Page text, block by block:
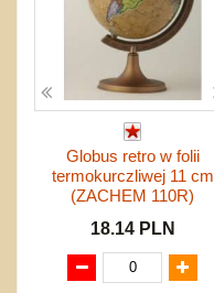
Globus retro w folii
termokurczliwej 11 cm
(ZACHEM 110R)
18.14 PLN